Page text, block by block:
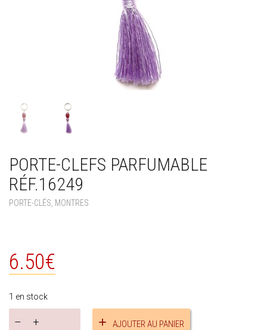
PORTE-CLEFS PARFUMABLE
RÉF.16249
PORTE-CLÉS, MONTRES
6.50€
1 en stock
AJOUTER AU PANIER